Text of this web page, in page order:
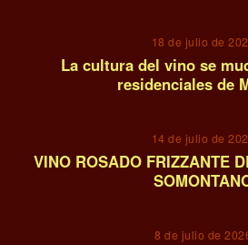
18 de julio de
La cultura del vino se
residenciales de
14 de julio de
VINO ROSADO FRIZZANTE
8 de julio de